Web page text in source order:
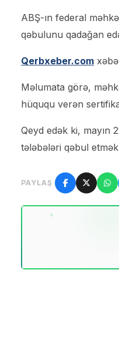
ABŞ-ın federal
qəbulunu qadağan
Qerbxeber.com
Məlumata görə,
hüququ verən
Qeyd edək ki, mayın
tələbələri qəbul etmək
PAYLAŞ